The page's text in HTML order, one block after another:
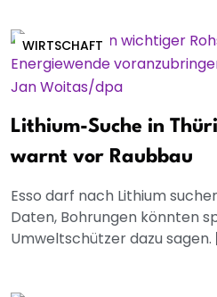
WIRTSCHAFT
Lithium-Suche in
warnt vor Raubbau
Esso darf nach Lithium
Daten, Bohrungen könnten
Umweltschützer dazu sagen.